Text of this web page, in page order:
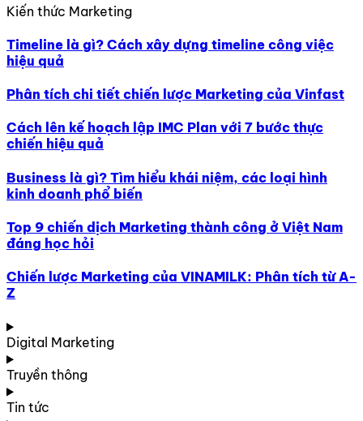
Kiến thức Marketing
Timeline là gì? Cách xây dựng timeline công việc
hiệu quả
Phân tích chi tiết chiến lược Marketing của Vinfast
Cách lên kế hoạch lập IMC Plan với 7 bước thực
chiến hiệu quả
Business là gì? Tìm hiểu khái niệm, các loại hình
kinh doanh phổ biến
Top 9 chiến dịch Marketing thành công ở Việt Nam
đáng học hỏi
Chiến lược Marketing của VINAMILK: Phân tích từ A-
Z
Digital Marketing
Truyền thông
Tin tức